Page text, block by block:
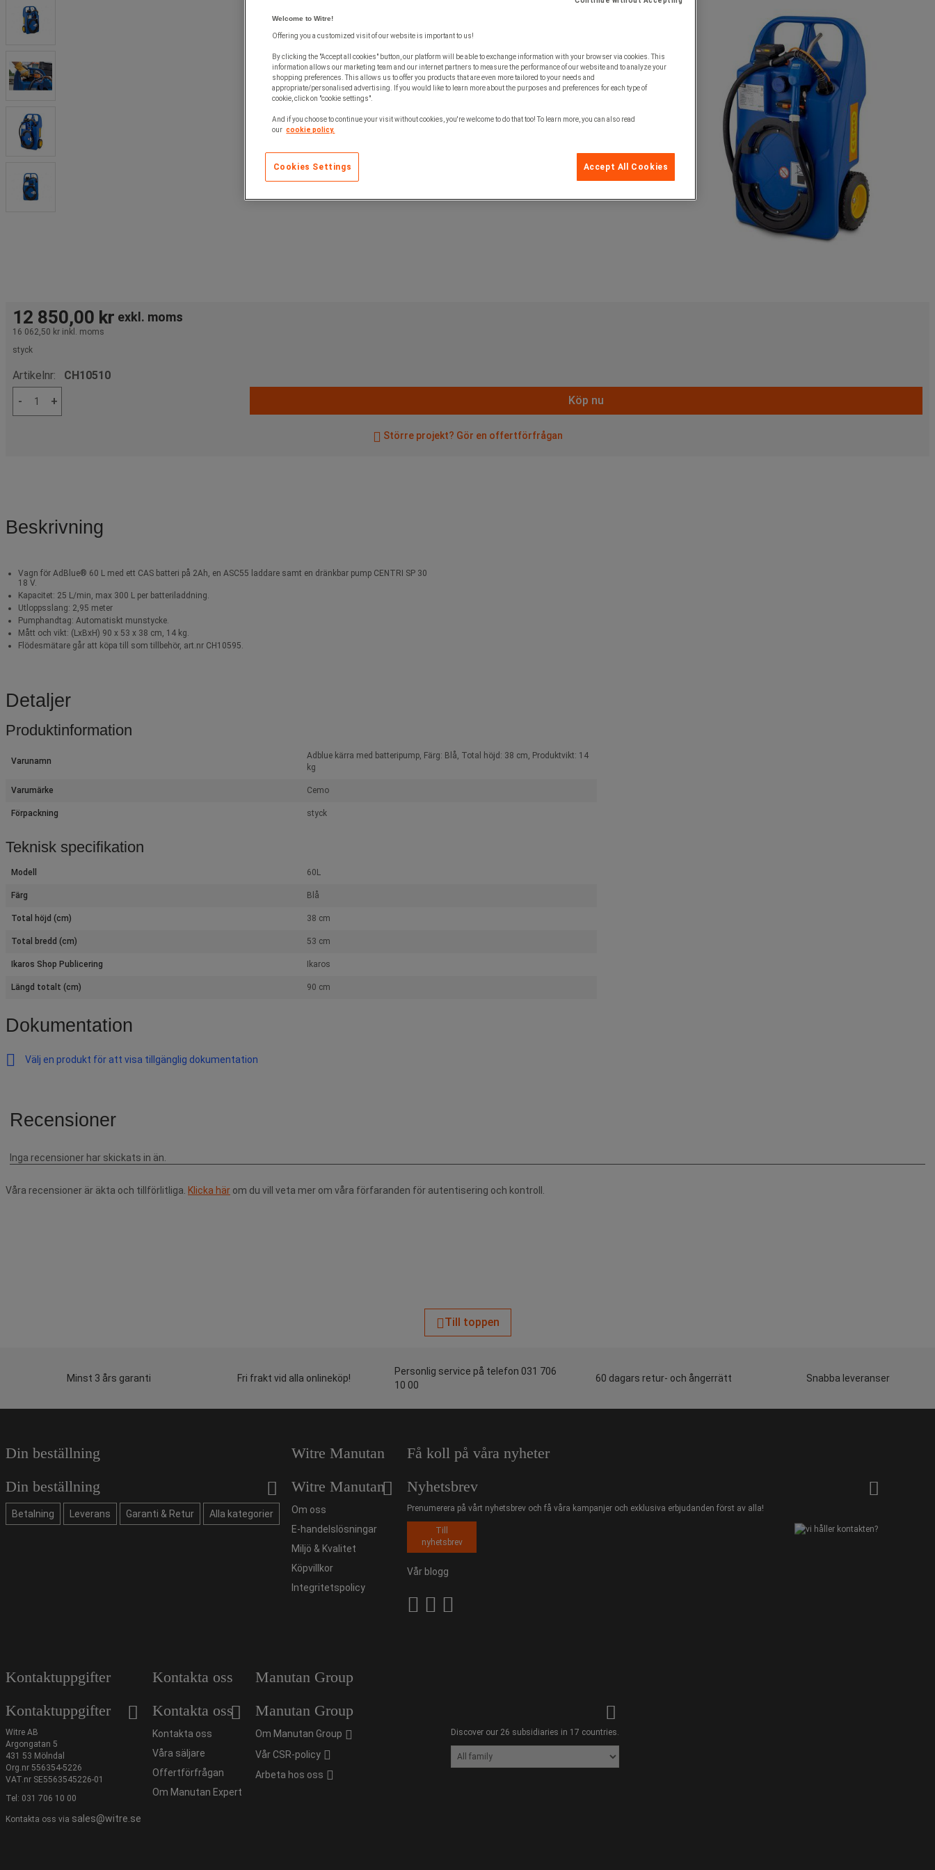
12 850,00 kr exkl. moms
16 062,50 kr inkl. moms
styck
Artikelnr: CH10510
-
+ Köp nu
Större projekt? Gör en offertförfrågan
Beskrivning
Vagn för AdBlue® 60 L med ett CAS batteri på 2Ah, en ASC55 laddare samt en dränkbar pump CENTRI SP 30
18 V.
Kapacitet: 25 L/min, max 300 L per batteriladdning.
Utloppsslang: 2,95 meter
Pumphandtag: Automatiskt munstycke.
Mått och vikt: (LxBxH) 90 x 53 x 38 cm, 14 kg.
Flödesmätare går att köpa till som tillbehör, art.nr CH10595.
Detaljer
Produktinformation
Varunamn
Adblue kärra med batteripump, Färg: Blå, Total höjd: 38 cm, Produktvikt: 14
kg
Varumärke Cemo
Förpackning styck
Teknisk specifikation
Modell 60L
Färg Blå
Total höjd (cm) 38 cm
Total bredd (cm) 53 cm
Ikaros Shop Publicering Ikaros
Längd totalt (cm) 90 cm
Dokumentation
Välj en produkt för att visa tillgänglig dokumentation
Våra recensioner är äkta och tillförlitliga. Klicka här om du vill veta mer om våra förfaranden för autentisering och kontroll.
Till toppen
Minst 3 års garanti Fri frakt vid alla onlineköp!
Personlig service på telefon 031 706
10 00
60 dagars retur- och ångerrätt Snabba leveranser
Din beställning
Din beställning
Betalning Leverans Garanti & Retur Alla kategorier
Witre Manutan
Witre Manutan
Om oss
E-handelslösningar
Miljö & Kvalitet
Köpvillkor
Integritetspolicy
Få koll på våra nyheter
Nyhetsbrev
Prenumerera på vårt nyhetsbrev och få våra kampanjer och exklusiva erbjudanden först av alla!
Till
nyhetsbrev
Vår blogg
Kontaktuppgifter
Kontaktuppgifter
Witre AB
Argongatan 5
431 53 Mölndal
Org.nr 556354-5226
VAT.nr SE5563545226-01
Tel: 031 706 10 00
Kontakta oss via sales@witre.se
Kontakta oss
Kontakta oss
Kontakta oss
Våra säljare
Offertförfrågan
Om Manutan Expert
Manutan Group
Manutan Group
Om Manutan Group
Vår CSR-policy
Arbeta hos oss
Discover our 26 subsidiaries in 17 countries.
Welcome to Witre!
Offering you a customized visit of our website is important to us!
By clicking the "Accept all cookies" button, our platform will be able to exchange information with your browser via cookies. This
information allows our marketing team and our internet partners to measure the performance of our website and to analyze your
shopping preferences. This allows us to offer you products that are even more tailored to your needs and
appropriate/personalised advertising. If you would like to learn more about the purposes and preferences for each type of
cookie, click on "cookie settings".
And if you choose to continue your visit without cookies, you're welcome to do that too! To learn more, you can also read
our cookie policy.
Accept All Cookies
Cookies Settings